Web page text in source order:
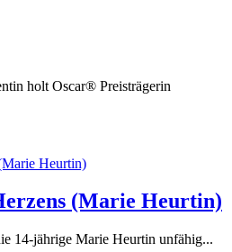
holt Oscar® Preisträgerin
(Marie Heurtin)
14-jährige Marie Heurtin unfähig...